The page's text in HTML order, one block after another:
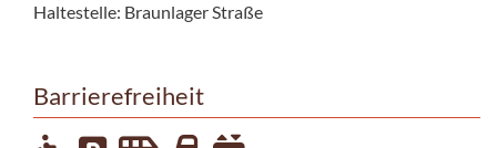
Haltestelle: Braunlager Straße
Barrierefreiheit